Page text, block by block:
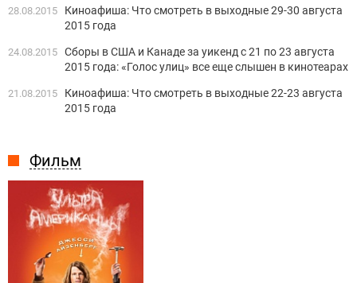
Фильм
28.08.2015
Киноафиша: Что смотреть в выходные 29-30 августа
2015 года
24.08.2015 Сборы в США и Канаде за уикенд с 21 по 23 августа
2015 года: «Голос улиц» все еще слышен в кинотеарах
21.08.2015
Киноафиша: Что смотреть в выходные 22-23 августа
2015 года